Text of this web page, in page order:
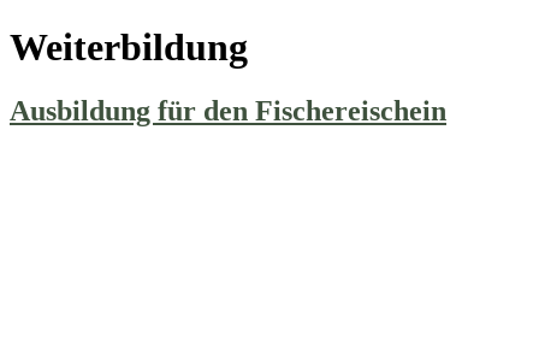
Weiterbildung
Ausbildung für den Fischereischein